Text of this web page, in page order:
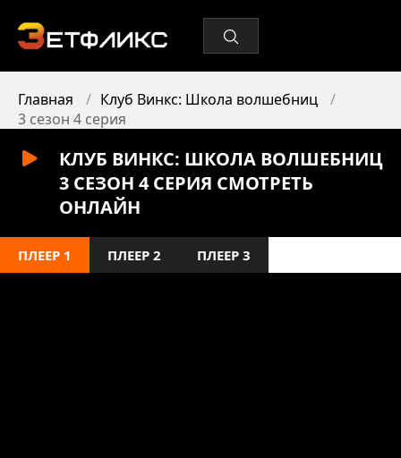
Главная
Клуб Винкс: Школа волшебниц
3 сезон 4 серия
КЛУБ ВИНКС: ШКОЛА ВОЛШЕБНИЦ
3 СЕЗОН 4 СЕРИЯ СМОТРЕТЬ
ОНЛАЙН
ПЛЕЕР 1 ПЛЕЕР 2 ПЛЕЕР 3